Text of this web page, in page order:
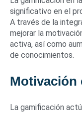
significativo en el
A través de la
mejorar la
activa, así como
de conocimientos.
Motivación
La gamificación